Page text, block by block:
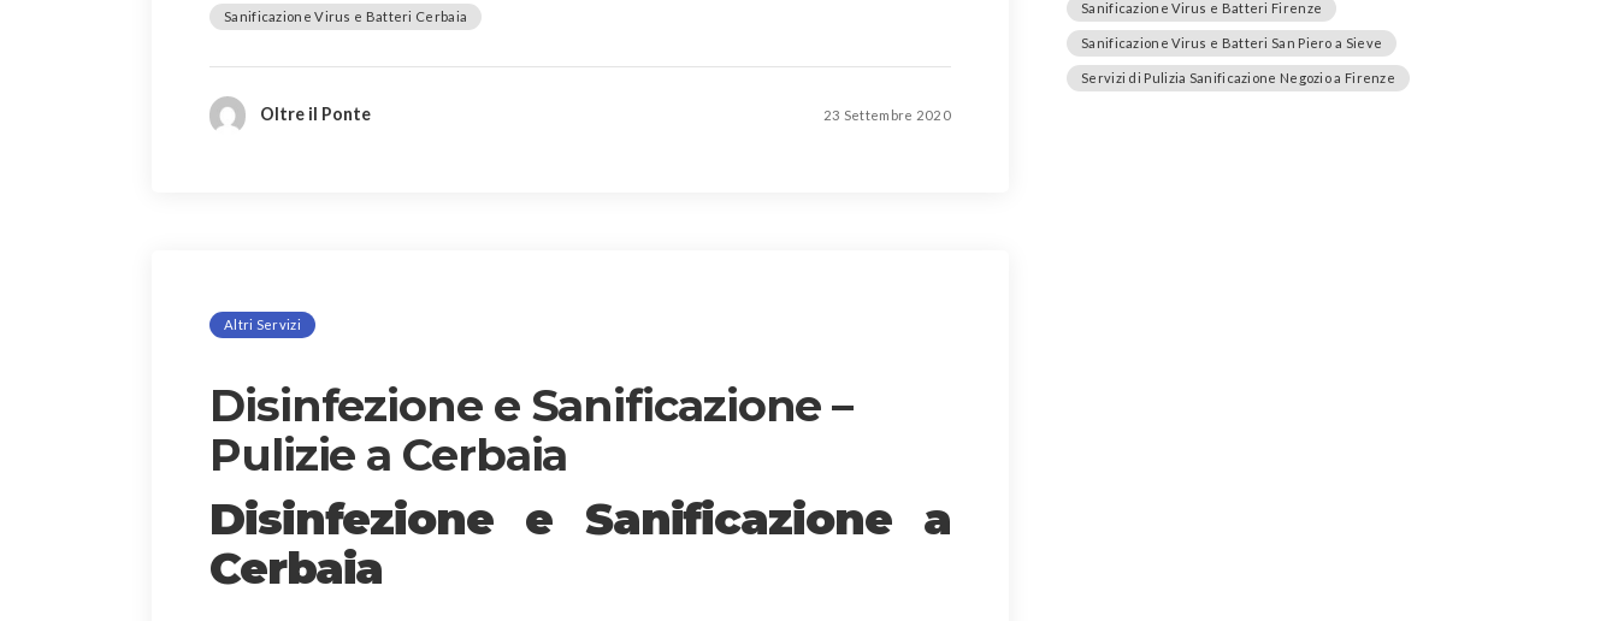
Sanificazione Virus e Batteri Cerbaia
Oltre il Ponte 23 Settembre 2020
Altri Servizi
Disinfezione e Sanificazione –
Pulizie a Cerbaia
Disinfezione e Sanificazione a
Cerbaia
Sanificazione Virus e Batteri Firenze
Sanificazione Virus e Batteri San Piero a Sieve
Servizi di Pulizia Sanificazione Negozio a Firenze